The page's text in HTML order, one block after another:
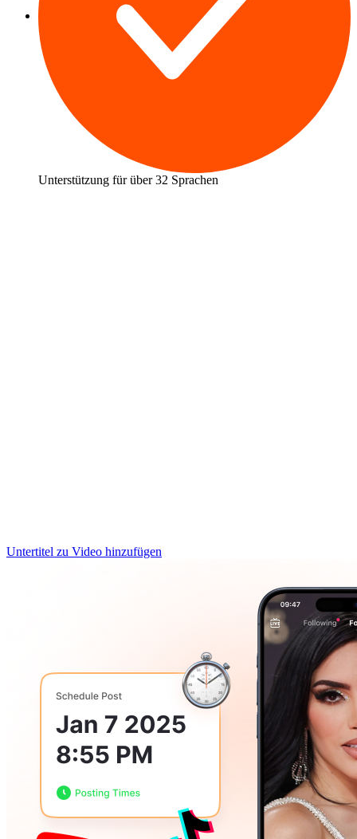
Unterstützung für über 32 Sprachen
Untertitel zu Video hinzufügen